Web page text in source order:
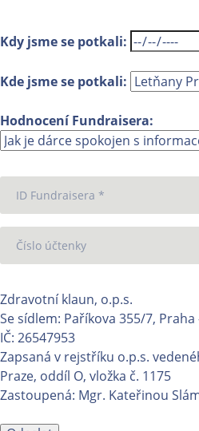
Kdy jsme se potkali:
Kde jsme se potkali:
Hodnocení Fundraisera:
Zdravotní klaun, o.p.s.
Se sídlem: Paříkova 355/7, Praha
IČ: 26547953
Zapsaná v rejstříku o.p.s.
Praze, oddíl O, vložka č. 1175
Zastoupená: Mgr. Kateřinou